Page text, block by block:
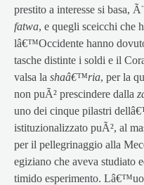
prestito a interesse si basa,
fatwa, e quegli sceicchi che
lâ€™Occidente hanno
tasche distinte i soldi e il
valsa la shaâ€™ria, per la
non puÃ² prescindere dalla
uno dei cinque pilastri
istituzionalizzato puÃ², al
per il pellegrinaggio alla
egiziano che aveva studiato
timido esperimento.